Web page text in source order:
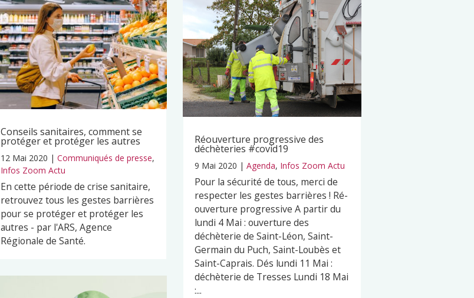
Conseils sanitaires, comment se
protéger et protéger les autres
12 Mai 2020 | Communiqués de presse,
Infos Zoom Actu
En cette période de crise sanitaire,
retrouvez tous les gestes barrières
pour se protéger et protéger les
autres - par l'ARS, Agence
Régionale de Santé.
Réouverture progressive des
déchèteries #covid19
9 Mai 2020 |Agenda, Infos Zoom Actu
Pour la sécurité de tous, merci de
respecter les gestes barrières ! Ré-
ouverture progressive A partir du
lundi 4 Mai : ouverture des
déchèterie de Saint-Léon, Saint-
Germain du Puch, Saint-Loubès et
Saint-Caprais. Dés lundi 11 Mai :
déchèterie de Tresses Lundi 18 Mai
:...